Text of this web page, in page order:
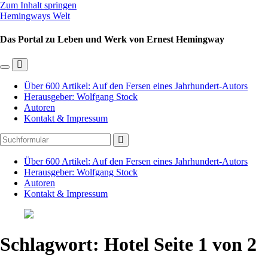
Zum Inhalt springen
Hemingways Welt
Das Portal zu Leben und Werk von Ernest Hemingway
Mobil-
umschalten
Suchfeld
umschalten
Über 600 Artikel: Auf den Fersen eines Jahrhundert-Autors
Herausgeber: Wolfgang Stock
Autoren
Kontakt & Impressum
Über 600 Artikel: Auf den Fersen eines Jahrhundert-Autors
Herausgeber: Wolfgang Stock
Autoren
Kontakt & Impressum
Schlagwort: Hotel Seite 1 von 2